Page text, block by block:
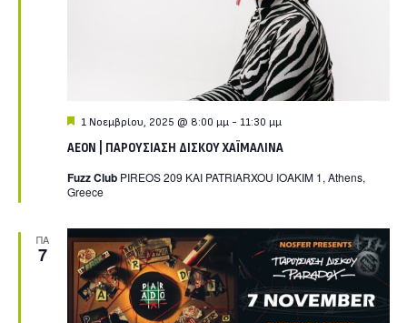
ΑΕΟΝ | ΠΑΡΟΥΣΙΑΣΗ ΔΙΣΚΟΥ ΧΑΪΜΑΛΙΝΑ
Featured
1 Νοεμβρίου, 2025 @ 8:00 μμ- 11:30 μμ
Fuzz Club PIREOS 209 KAI PATRIARXOU IOAKIM 1, Athens,
Greece
ΠΑ
7